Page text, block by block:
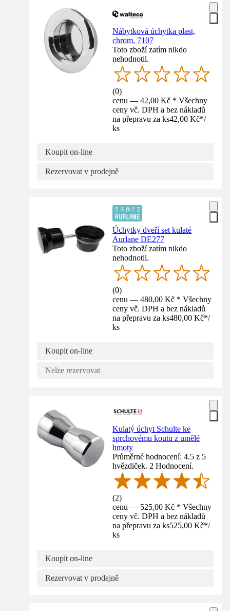
Nábytková úchytka plast,
chrom, 7107
Toto zboží zatím nikdo
nehodnotil.
(0)
cenu — 42,00 Kč * Všechny
ceny vč. DPH a bez nákladů
na přepravu za ks42,00 Kč*/
ks
Koupit on-line
Rezervovat v prodejně
Úchytky dveří set kulaté
Aurlane DE277
Toto zboží zatím nikdo
nehodnotil.
(0)
cenu — 480,00 Kč * Všechny
ceny vč. DPH a bez nákladů
na přepravu za ks480,00 Kč*/
ks
Koupit on-line
Nelze rezervovat
Kulatý úchyt Schulte ke
sprchovému koutu z umělé
hmoty
Průměrné hodnocení: 4.5 z 5
hvězdiček. 2 Hodnocení.
(2)
cenu — 525,00 Kč * Všechny
ceny vč. DPH a bez nákladů
na přepravu za ks525,00 Kč*/
ks
Koupit on-line
Rezervovat v prodejně